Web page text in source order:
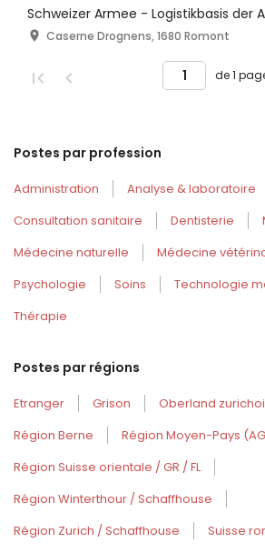
Schweizer Armee - Logistikbasis der
Caserne Drognens, 1680 Romont
de 1
Postes par profession
Administration Analyse & laboratoire
Consultation sanitaire
Dentisterie
Médecine naturelle
Médecine
Psychologie
Soins
Technologie
Thérapie
Postes par régions
Etranger Grison
Oberland
Région Berne
Région Moyen-Pays
Région Suisse orientale / GR / FL
Région Winterthour / Schaffhouse
Région Zurich / Schaffhouse
Suisse